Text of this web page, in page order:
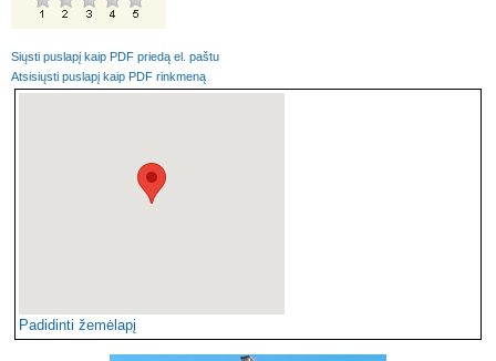
Siųsti puslapį kaip PDF priedą el. paštu
Atsisiųsti puslapį kaip PDF rinkmeną
Padidinti žemėlapį